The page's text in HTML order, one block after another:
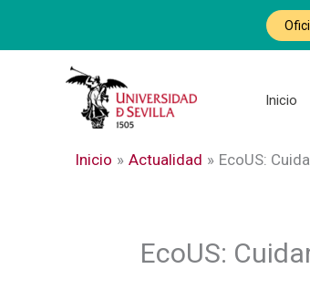
Inicio
Inicio Actualidad EcoUS:
EcoUS: